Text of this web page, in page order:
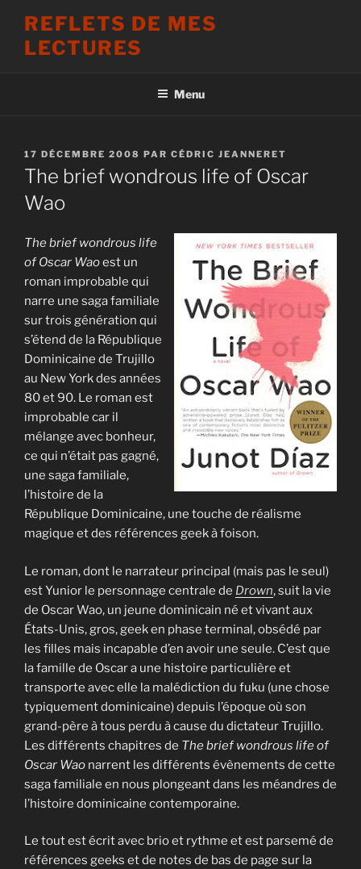
contenu
REFLETS DE MES
LECTURES
Menu
PUBLIÉ
LE
17 DÉCEMBRE 2008 PAR CÉDRIC JEANNERET
The brief wondrous life of Oscar
Wao
The brief wondrous life
of Oscar Waoest un
roman improbable qui
narre une saga familiale
sur trois génération qui
s’étend de la République
Dominicaine de Trujillo
au New York des années
80 et 90. Le roman est
improbable car il
mélange avec bonheur,
ce qui n’était pas gagné,
une saga familiale,
l’histoire de la
République Dominicaine, une touche de réalisme
magique et des références geek à foison.
Le roman, dont le narrateur principal (mais pas le seul)
est Yunior le personnage centrale de Drown, suit la vie
de Oscar Wao, un jeune dominicain né et vivant aux
États-Unis, gros, geek en phase terminal, obsédé par
les filles mais incapable d’en avoir une seule. C’est que
la famille de Oscar a une histoire particulière et
transporte avec elle la malédiction du fuku (une chose
typiquement dominicaine) depuis l’époque où son
grand-père à tous perdu à cause du dictateur Trujillo.
Les différents chapitres de The brief wondrous life of
Oscar Wao narrent les différents évènements de cette
saga familiale en nous plongeant dans les méandres de
l’histoire dominicaine contemporaine.
Le tout est écrit avec brio et rythme et est parsemé de
références geeks et de notes de bas de page sur la